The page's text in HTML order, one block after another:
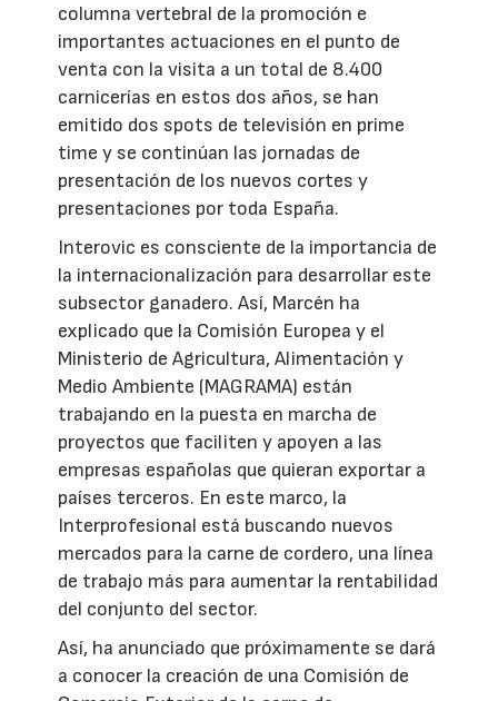
columna vertebral de la promoción e
importantes actuaciones en el punto de
venta con la visita a un total de 8.400
carnicerías en estos dos años, se han
emitido dos spots de televisión en prime
time y se continúan las jornadas de
presentación de los nuevos cortes y
presentaciones por toda España.
Interovic es consciente de la importancia de
la internacionalización para desarrollar este
subsector ganadero. Así, Marcén ha
explicado que la Comisión Europea y el
Ministerio de Agricultura, Alimentación y
Medio Ambiente (MAGRAMA) están
trabajando en la puesta en marcha de
proyectos que faciliten y apoyen a las
empresas españolas que quieran exportar a
países terceros. En este marco, la
Interprofesional está buscando nuevos
mercados para la carne de cordero, una línea
de trabajo más para aumentar la rentabilidad
del conjunto del sector.
Así, ha anunciado que próximamente se dará
a conocer la creación de una Comisión de